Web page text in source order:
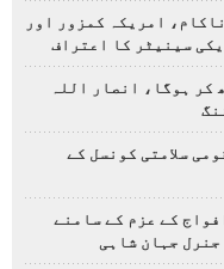
امریکہ کمزور اور
سینیٹر کا اعتراف
کر ہوگا، انصار اللہ
سلامتی کونسل کے
کے عزم کے سامنے
جہان شاہی